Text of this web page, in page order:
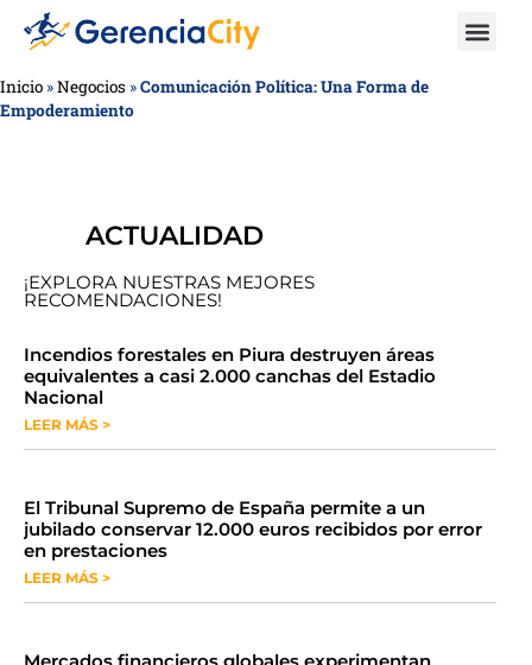
Inicio »Negocios »Comunicación Política: Una Forma de
Empoderamiento
ACTUALIDAD
¡EXPLORA NUESTRAS MEJORES
RECOMENDACIONES!
​​​​Incendios forestales en Piura destruyen áreas
equivalentes a casi 2.000 canchas del Estadio
Nacional
LEER MÁS >
​El Tribunal Supremo de España permite a un
jubilado conservar 12.000 euros recibidos por error
en prestaciones
LEER MÁS >